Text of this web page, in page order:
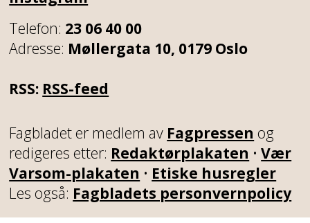
Telefon: 23 06 40 00
Adresse: Møllergata 10, 0179 Oslo
RSS: RSS-feed
Fagbladet er medlem av Fagpressen og
redigeres etter: Redaktørplakaten • Vær
Varsom-plakaten • Etiske husregler
Les også: Fagbladets personvernpolicy